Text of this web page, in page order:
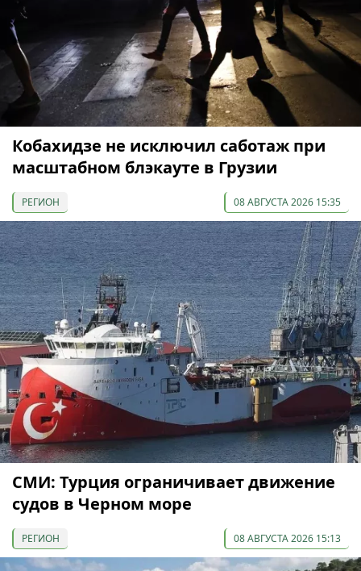
Кобахидзе не исключил саботаж при
масштабном блэкауте в Грузии
РЕГИОН 08 АВГУСТА 2026 15:35
СМИ: Турция ограничивает движение
судов в Черном море
РЕГИОН 08 АВГУСТА 2026 15:13